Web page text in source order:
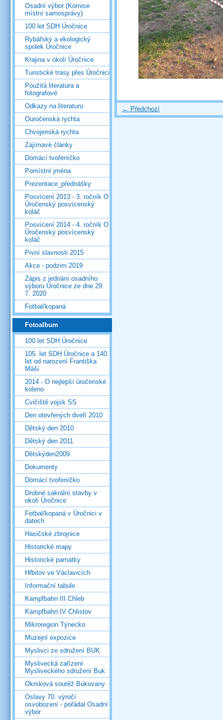
← Předchozí
Osadní výbor (Komise
místní samosprávy)
100 let SDH Úročnice
Rybářský a ekologický
spolek Úročnice
Krajina v okolí Úročnice
Turistické trasy přes Úročnici
Použitá literatura a
fotografové
Odkazy na literaturu
Ouročenská rychta
Chvojenská rychta
Zajímavé články
Domácí tvořeníčko
Pomístní jména
Prezentace_přednášky
Posvícení 2013 - 3. ročník O
Úročenský posvícenský
koláč
Posvícení 2014 - 4. ročník O
Úročenský posvícenský
koláč
Pivní slavnosti 2015
Akce - podzim 2019
Zápis z jednání osadního
výboru Úročnice ze dne 29.
7. 2020
Fotbal/kopaná
Fotoalbum
100 let SDH Úročnice
105. let SDH Úročnice a 140.
let od narození Františka
Máši
2014 - O nejlepší úročenské
koleno
Cvičiště vojsk SS
Den otevřených dveří 2010
Dětský den 2010
Dětský den 2011
Dětskýden2009
Dokumenty
Domácí tvořeníčko
Drobné sakrální stavby v
okolí Úročnice
Fotbal/kopaná v Úročnici v
datech
Hasičské zbrojnice
Historické mapy
Historické památky
Hřbitov ve Václavicích
Informační tabule
Kampfbahn III Chleb
Kampfbahn IV Chlistov
Mikroregion Týnecko
Muzejní expozice
Myslivci ze sdružení BUK
Myslivecká zařízení
Mysliveckého sdružení Buk
Okrsková soutěž Bukovany
Oslavy 70. výročí
osvobození - pořádal Osadní
výbor